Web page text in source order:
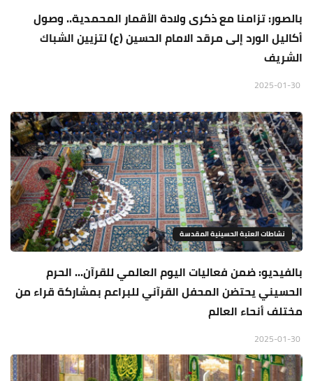
بالصور: تزامنا مع ذكرى ولادة الأقمار المحمدية.. وصول
أكاليل الورد إلى مرقد الامام الحسين (ع) لتزيين الشباك
الشريف
نشاطات العتبة الحسينية المقدسة
بالفيديو: ضمن فعاليات اليوم العالمي للقرآن... الحرم
الحسيني يحتضن المحفل القرآني للبراعم بمشاركة قراء من
مختلف أنحاء العالم